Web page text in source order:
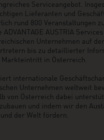
Serviceangebot.
Lieferanten und
rund 800 Veranstaltungen
AUSTRIA
Unternehmen auf
bis zu detaillierter
in Österreich.
internationale
Unternehmen weltweit
von Österreich dabei
und indem wir den
der Welt fördern.